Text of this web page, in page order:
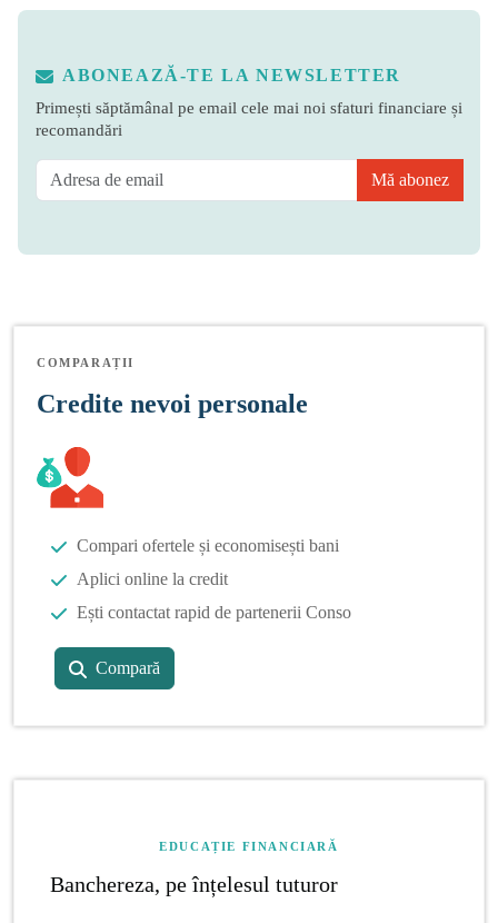
ABONEAZĂ-TE LA NEWSLETTER
Primești săptămânal pe email cele mai noi sfaturi financiare și
recomandări
Mă abonez
COMPARAȚII
Credite nevoi personale
Compari ofertele și economisești bani
Aplici online la credit
Ești contactat rapid de partenerii Conso
Compară
EDUCAȚIE FINANCIARĂ
Banchereza, pe înțelesul tuturor